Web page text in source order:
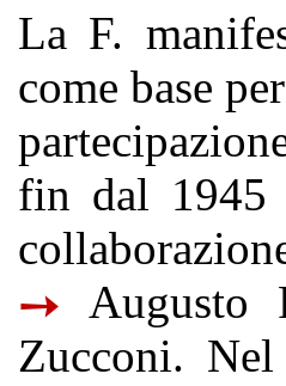
La F.
come base
fin dal 1945
➙ Augusto
Zucconi.